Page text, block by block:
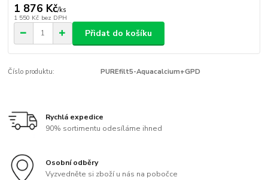
1 876 Kč/ks
1 550 Kč bez DPH
Přidat do košíku
Číslo produktu: PUREfilt5-Aquacalcium+GPD
Rychlá expedice
90% sortimentu odesíláme ihned
Osobní odběry
Vyzvedněte si zboží u nás na pobočce